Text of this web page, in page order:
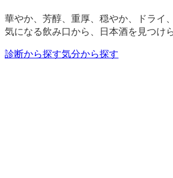
華やか、芳醇、重厚、穏やか、ドライ、
気になる飲み口から、日本酒を見つけ
診断から探す気分から探す